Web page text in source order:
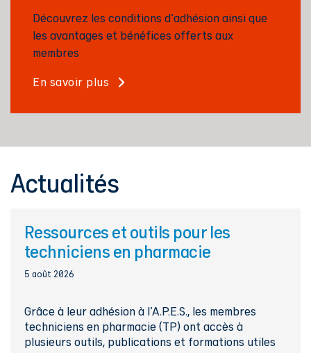
Découvrez les conditions d'adhésion ainsi que
les avantages et bénéfices offerts aux
membres
En savoir plus
Actualités
Ressources et outils pour les
techniciens en pharmacie
5 août 2026
Grâce à leur adhésion à l'A.P.E.S., les membres
techniciens en pharmacie (TP) ont accès à
plusieurs outils, publications et formations utiles